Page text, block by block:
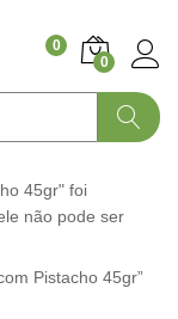
0
0
45gr" foi
não pode ser
Pistacho 45gr”